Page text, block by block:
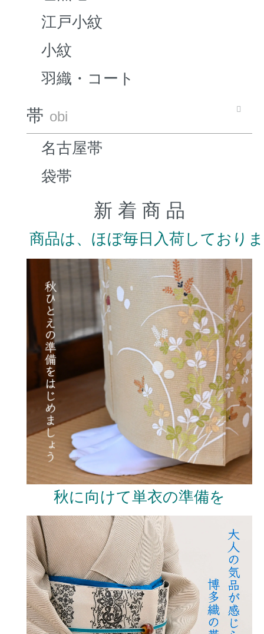
江戸小紋
小紋
羽織・コート
帯 obi
名古屋帯
袋帯
新 着 商 品
商品は、ほぼ毎日入荷しており
秋に向けて単衣の準備を